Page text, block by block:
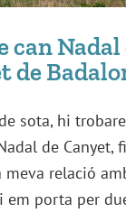
can
de
sota, hi
de Canyet,
meva relació
em porta per